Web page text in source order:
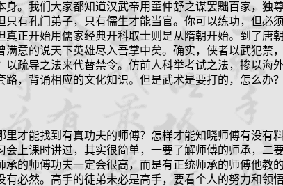
。我们大家都知道汉武帝用董仲舒之谋罢黜百家，独
有孔门弟子，只有儒生才能当官。你可以练功，但必
正开始用儒家经典开科取士则是从隋朝开始。到了唐
意的说天下英雄尽入吾掌中矣。确实，侠者以武犯禁
疏导之法来代替禁令。仿前人科举考试之法，掺以海
，背诵相应的文化知识。但是武术是要打的，怎么办
才能找到有真功夫的师傅？怎样才能知晓师傅有没有料
会上课时讲过，其实很简单，一要了解师傅的师承，二
的师傅功夫一定会很高，而是有正统师承的师傅他教
必然。高手的徒弟未必是高手，要看个人的努力和领悟